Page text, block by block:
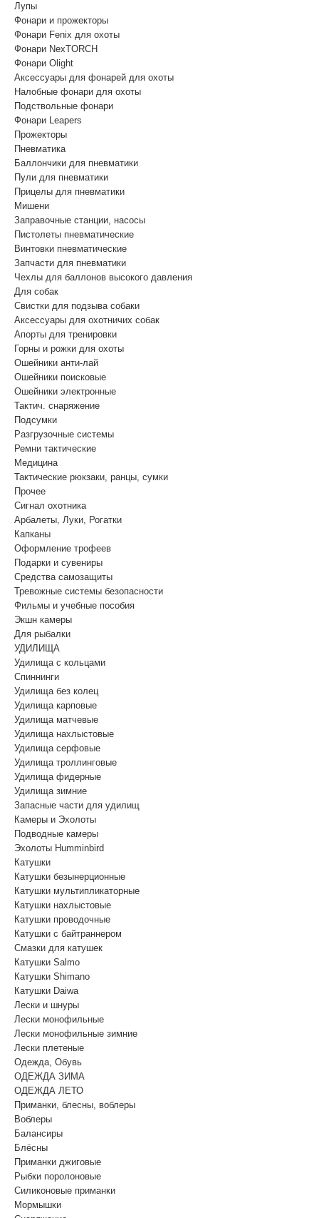
Лупы
Фонари и прожекторы
Фонари Fenix для охоты
Фонари NexTORCH
Фонари Olight
Аксессуары для фонарей для охоты
Налобные фонари для охоты
Подствольные фонари
Фонари Leapers
Прожекторы
Пневматика
Баллончики для пневматики
Пули для пневматики
Прицелы для пневматики
Мишени
Заправочные станции, насосы
Пистолеты пневматические
Винтовки пневматические
Запчасти для пневматики
Чехлы для баллонов высокого давления
Для собак
Свистки для подзыва собаки
Аксессуары для охотничих собак
Апорты для тренировки
Горны и рожки для охоты
Ошейники анти-лай
Ошейники поисковые
Ошейники электронные
Тактич. снаряжение
Подсумки
Разгрузочные системы
Ремни тактические
Медицина
Тактические рюкзаки, ранцы, сумки
Прочее
Сигнал охотника
Арбалеты, Луки, Рогатки
Капканы
Оформление трофеев
Подарки и сувениры
Средства самозащиты
Тревожные системы безопасности
Фильмы и учебные пособия
Экшн камеры
Для рыбалки
УДИЛИЩА
Удилища с кольцами
Спиннинги
Удилища без колец
Удилища карповые
Удилища матчевые
Удилища нахлыстовые
Удилища серфовые
Удилища троллинговые
Удилища фидерные
Удилища зимние
Запасные части для удилищ
Камеры и Эхолоты
Подводные камеры
Эхолоты Humminbird
Катушки
Катушки безынерционные
Катушки мультипликаторные
Катушки нахлыстовые
Катушки проводочные
Катушки с байтраннером
Смазки для катушек
Катушки Salmo
Катушки Shimano
Катушки Daiwa
Лески и шнуры
Лески монофильные
Лески монофильные зимние
Лески плетеные
Одежда, Обувь
ОДЕЖДА ЗИМА
ОДЕЖДА ЛЕТО
Приманки, блесны, воблеры
Воблеры
Балансиры
Блёсны
Приманки джиговые
Рыбки поролоновые
Силиконовые приманки
Мормышки